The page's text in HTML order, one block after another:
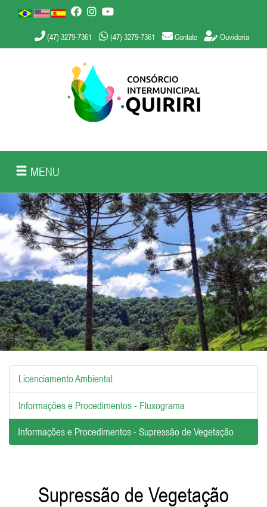
(47) 3279-7361 (47) 3279-7361 Contato Ouvidoria
MENU
Licenciamento Ambiental
Informações e Procedimentos - Fluxograma
Informações e Procedimentos - Supressão de Vegetação
Supressão de Vegetação